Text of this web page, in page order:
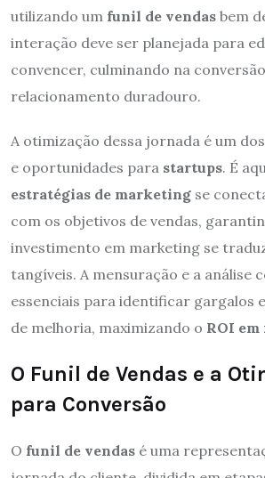
utilizando um funil de vendas bem
interação deve ser planejada para
convencer, culminando na
relacionamento duradouro.
A otimização dessa jornada é um
e oportunidades para startups. É
estratégias de marketing se
com os objetivos de vendas,
investimento em marketing se
tangíveis. A mensuração e a análise
essenciais para identificar gargalos
de melhoria, maximizando o ROI
O Funil de Vendas e a
para Conversão
O funil de vendas é uma